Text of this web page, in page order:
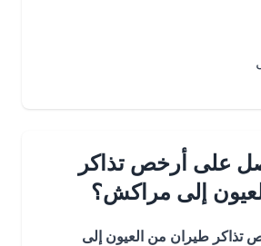
أرخص تذاكر
إلى مراكش؟
طيران من العيون إلى